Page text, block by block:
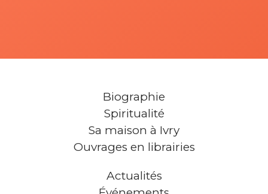
Biographie
Spiritualité
Sa maison à Ivry
Ouvrages en librairies
Actualités